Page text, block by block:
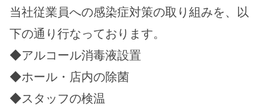
当社従業員への感染症対策の取り組みを、以
下の通り行なっております。
◆アルコール消毒液設置
◆ホール・店内の除菌
◆スタッフの検温